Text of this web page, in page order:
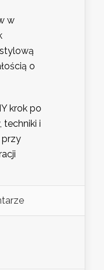
w
o
krok po
techniki i
przy